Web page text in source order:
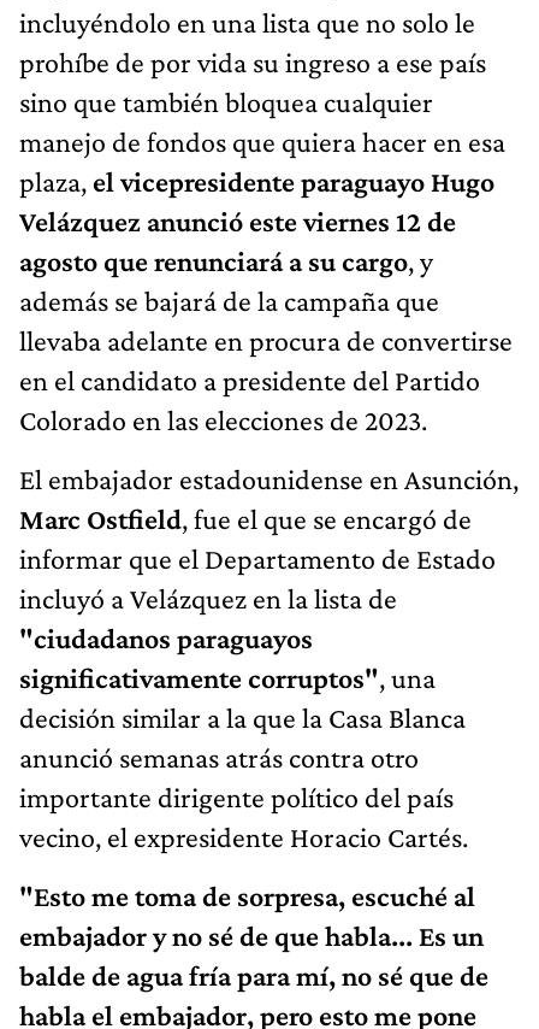
incluyéndolo en una lista que no solo le
prohíbe de por vida su ingreso a ese país
sino que también bloquea cualquier
manejo de fondos que quiera hacer en esa
plaza, el vicepresidente paraguayo Hugo
Velázquez anunció este viernes 12 de
agosto que renunciará a su cargo, y
además se bajará de la campaña que
llevaba adelante en procura de convertirse
en el candidato a presidente del Partido
Colorado en las elecciones de 2023.
El embajador estadounidense en Asunción,
Marc Ostfield, fue el que se encargó de
informar que el Departamento de Estado
incluyó a Velázquez en la lista de
"ciudadanos paraguayos
significativamente corruptos", una
decisión similar a la que la Casa Blanca
anunció semanas atrás contra otro
importante dirigente político del país
vecino, el expresidente Horacio Cartés.
"Esto me toma de sorpresa, escuché al
embajador y no sé de que habla... Es un
balde de agua fría para mí, no sé que de
habla el embajador, pero esto me pone